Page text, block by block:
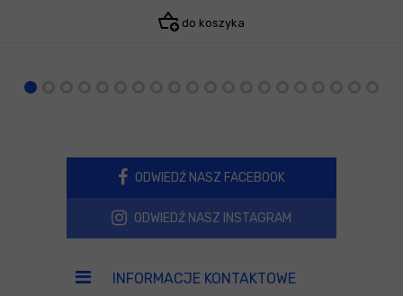
do koszyka
ODWIEDŹ NASZ FACEBOOK
ODWIEDŹ NASZ INSTAGRAM
INFORMACJE KONTAKTOWE